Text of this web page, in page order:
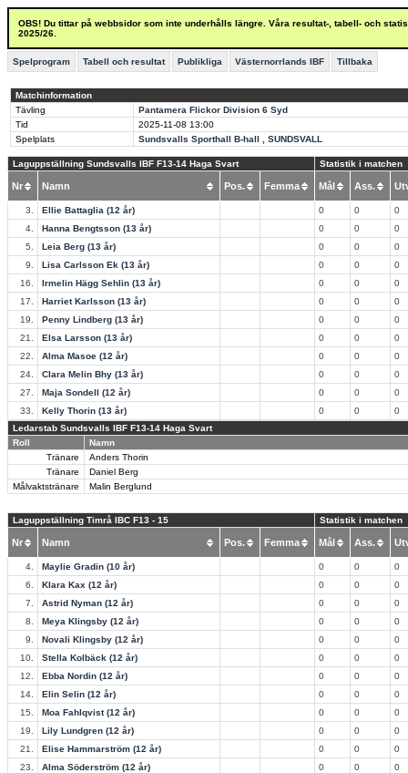
OBS! Du tittar på webbsidor som inte underhålls längre. Våra resultat-, tabell- och
2025/26.
Spelprogram Tabell och resultat Publikliga Västernorrlands IBF Tillbaka
Matchinformation
Tävling
Pantamera Flickor Division 6 Syd
Tid
2025-11-08 13:00
Spelplats
Sundsvalls Sporthall B-hall , SUNDSVALL
Laguppställning Sundsvalls IBF F13-14 Haga Svart Statistik i matchen
Nr Namn Pos. Femma Mål Ass.
3. Ellie Battaglia (12 år) 0 0
0
4.
Hanna Bengtsson (13 år) 0 0
0
5.
Leia Berg (13 år) 0 0
0
9.
Lisa Carlsson Ek (13 år) 0 0
0
16.
Irmelin Hägg Sehlin (13 år) 0 0
0
17.
Harriet Karlsson (13 år) 0 0
0
19.
Penny Lindberg (13 år) 0 0
0
21.
Elsa Larsson (13 år) 0 0
0
22.
Alma Masoe (12 år) 0 0
0
24.
Clara Melin Bhy (13 år) 0 0
0
27.
Maja Sondell (12 år) 0 0
0
33.
Kelly Thorin (13 år) 0 0
0
Ledarstab Sundsvalls IBF F13-14 Haga Svart
Roll
Namn
Tränare
Anders Thorin
Tränare
Daniel Berg
Målvaktstränare
Malin Berglund
Laguppställning Timrå IBC F13 - 15 Statistik i matchen
Nr Namn Pos. Femma Mål Ass.
4. Maylie Gradin (10 år) 0 0
0
6.
Klara Kax (12 år) 0 0
0
7.
Astrid Nyman (12 år) 0 0
0
8.
Meya Klingsby (12 år) 0 0
0
9.
Novali Klingsby (12 år) 0 0
0
10.
Stella Kolbäck (12 år) 0 0
0
12.
Ebba Nordin (12 år) 0 0
0
14.
Elin Selin (12 år) 0 0
0
15.
Moa Fahlqvist (12 år) 0 0
0
19.
Lily Lundgren (12 år) 0 0
0
21.
Elise Hammarström (12 år) 0 0
0
23.
Alma Söderström (12 år) 0 0
0